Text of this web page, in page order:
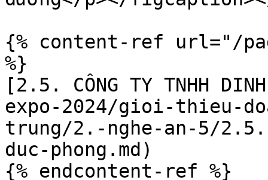
{% content-ref url="/
%}
[2.5. CÔNG TY TNHH
expo-2024/gioi-thieu-
trung/2.-nghe-an-5/
duc-phong.md)